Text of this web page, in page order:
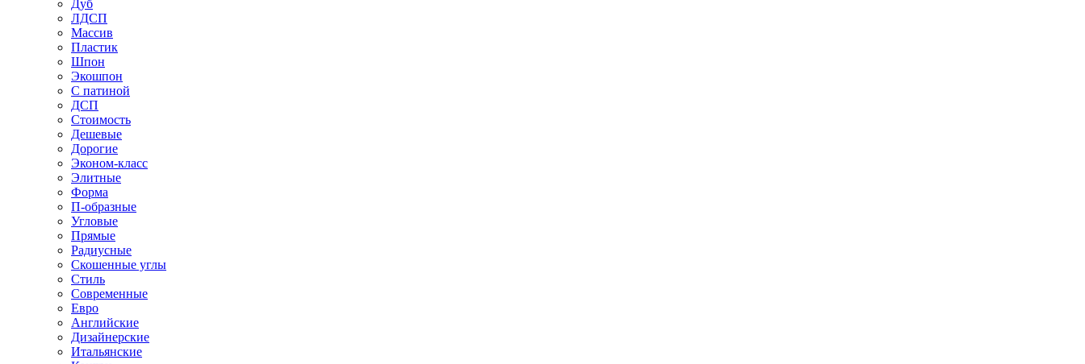
Дуб
ЛДСП
Массив
Пластик
Шпон
Экошпон
С патиной
ДСП
Стоимость
Дешевые
Дорогие
Эконом-класс
Элитные
Форма
П-образные
Угловые
Прямые
Радиусные
Скошенные углы
Стиль
Современные
Евро
Английские
Дизайнерские
Итальянские